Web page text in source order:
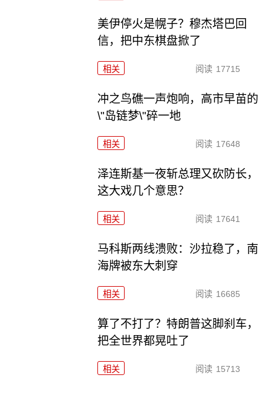
美伊停火是幌子？穆杰塔巴回
信，把中东棋盘掀了
相关 阅读 17715
冲之鸟礁一声炮响，高市早苗的
\"岛链梦\"碎一地
相关 阅读 17648
泽连斯基一夜斩总理又砍防长，
这大戏几个意思？
相关 阅读 17641
马科斯两线溃败：沙拉稳了，南
海牌被东大刺穿
相关 阅读 16685
算了不打了？特朗普这脚刹车，
把全世界都晃吐了
相关 阅读 15713